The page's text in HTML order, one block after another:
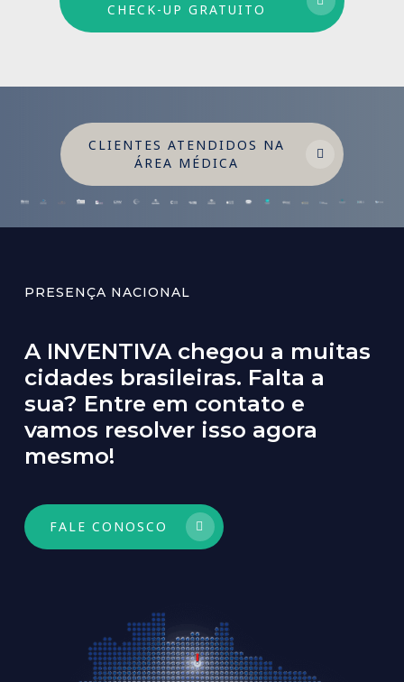
CHECK-UP GRATUITO
CLIENTES ATENDIDOS NA
ÁREA MÉDICA
PRESENÇA NACIONAL
A INVENTIVA chegou a muitas
cidades brasileiras. Falta a
sua? Entre em contato e
vamos resolver isso agora
mesmo!
FALE CONOSCO